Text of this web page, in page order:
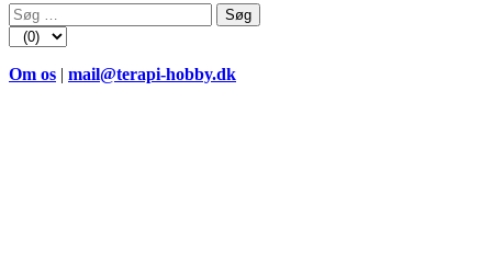
Søg
efter:
Om os | mail@terapi-hobby.dk